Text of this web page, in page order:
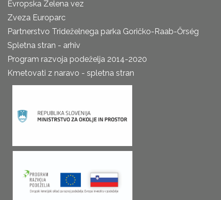
Evropska Zelena vez
Zveza Europarc
Partnerstvo Trideželnega parka Goričko-Raab-Őrség
Spletna stran - arhiv
Program razvoja podeželja 2014-2020
Kmetovati z naravo - spletna stran